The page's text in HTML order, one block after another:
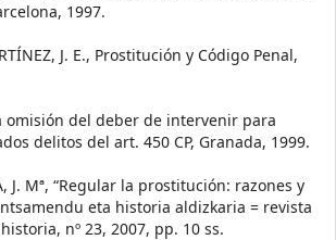
1997.
J. E., Prostitución y Código Penal,
omisión del deber de intervenir para
delitos del art. 450 CP, Granada, 1999.
J. Mª, “Regular la prostitución: razones y
eta historia aldizkaria = revista
nº 23, 2007, pp. 10 ss.